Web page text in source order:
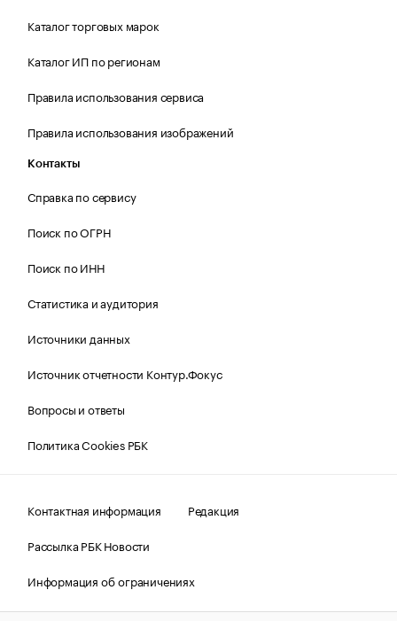
Каталог торговых марок
Каталог ИП по регионам
Правила использования сервиса
Правила использования изображений
Контакты
Справка по сервису
Поиск по ОГРН
Поиск по ИНН
Статистика и аудитория
Источники данных
Источник отчетности Контур.Фокус
Вопросы и ответы
Политика Cookies РБК
Контактная информация
Редакция
Рассылка РБК Новости
Информация об ограничениях
Правовая информация
О соблюдении авторских прав